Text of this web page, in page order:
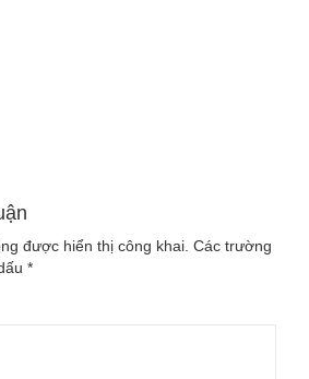
được hiển thị công khai. Các trường
*